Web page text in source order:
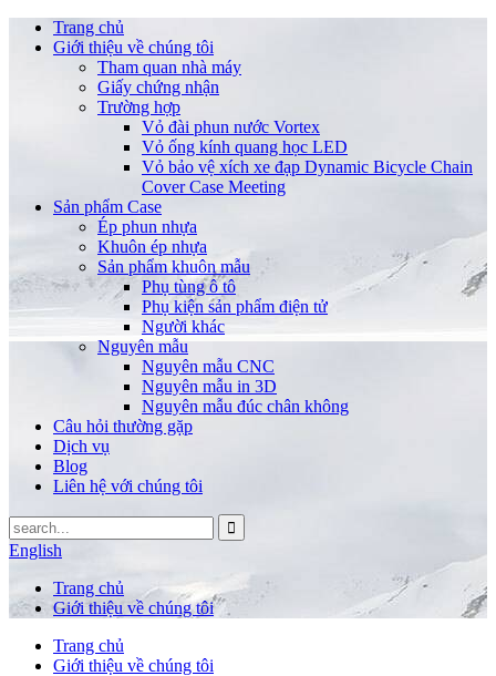
Trang chủ
Giới thiệu về chúng tôi
Tham quan nhà máy
Giấy chứng nhận
Trường hợp
Vỏ đài phun nước Vortex
Vỏ ống kính quang học LED
Vỏ bảo vệ xích xe đạp Dynamic Bicycle Chain
Cover Case Meeting
Sản phẩm Case
Ép phun nhựa
Khuôn ép nhựa
Sản phẩm khuôn mẫu
Phụ tùng ô tô
Phụ kiện sản phẩm điện tử
Người khác
Nguyên mẫu
Nguyên mẫu CNC
Nguyên mẫu in 3D
Nguyên mẫu đúc chân không
Câu hỏi thường gặp
Dịch vụ
Blog
Liên hệ với chúng tôi
English
Trang chủ
Giới thiệu về chúng tôi
Trang chủ
Giới thiệu về chúng tôi